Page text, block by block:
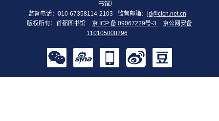
书馆）
监督电话：010-67358114-2103
监督邮箱： jd@clcn.net.cn
版权所有：首都图书馆
京 ICP 备 09067229号-3
京公网安备
110105000296